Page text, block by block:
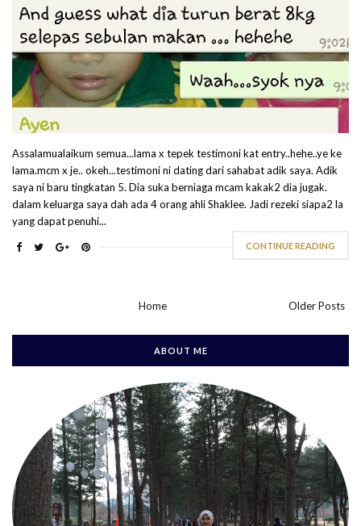
Assalamualaikum semua...lama x tepek testimoni kat entry..hehe..ye ke
lama.mcm x je.. okeh...testimoni ni dating dari sahabat adik saya. Adik
saya ni baru tingkatan 5. Dia suka berniaga mcam kakak2 dia jugak.
dalam keluarga saya dah ada 4 orang ahli Shaklee. Jadi rezeki siapa2 la
yang dapat penuhi...
CONTINUE READING
Older Posts
Home
ABOUT ME